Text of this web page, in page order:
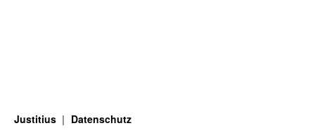
Justitius Datenschutz